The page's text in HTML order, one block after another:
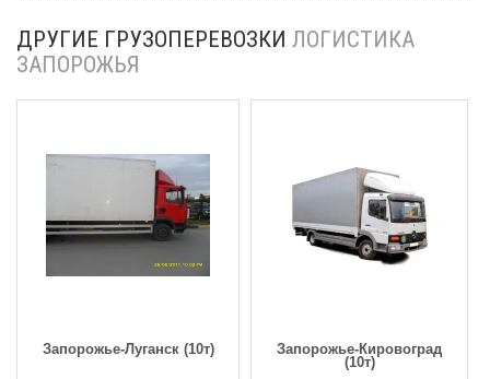
ДРУГИЕ ГРУЗОПЕРЕВОЗКИ ЛОГИСТИКА
ЗАПОРОЖЬЯ
Запорожье-Луганск (10т)
Запорожье-Кировоград
(10т)